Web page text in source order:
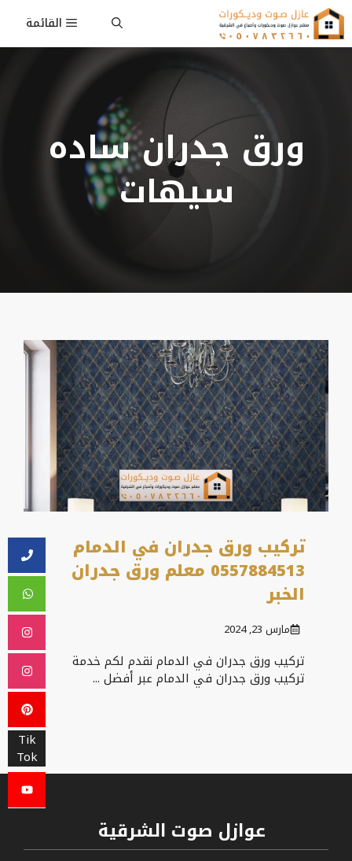
انتقل
إلى
المحتوى
القائمة
ورق جدران ساده
سيهات
Tik
Tok
تركيب ورق جدران في الدمام
0557884513 معلم ورق جدران
الخبر
مارس 23, 2024
تركيب ورق جدران في الدمام نقدم لكم خدمة
تركيب ورق جدران في الدمام عبر أفضل ...
عوازل صوت الشرقية